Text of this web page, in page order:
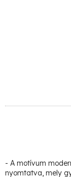
- A motívum
nyomtatva, mely